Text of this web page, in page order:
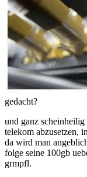
gedacht?
und ganz scheinheilig
telekom abzusetzen,
da wird man
folge seine 100gb
grmpfl.